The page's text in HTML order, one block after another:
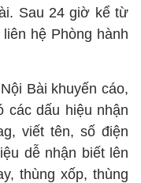
Sau 24 giờ kể từ
hệ Phòng hành
Bài khuyến cáo,
các dấu hiệu nhận
viết tên, số điện
dễ nhận biết lên
thùng xốp, thùng